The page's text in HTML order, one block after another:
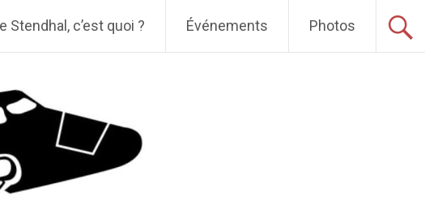
Stendhal, c’est quoi ? Événements Photos